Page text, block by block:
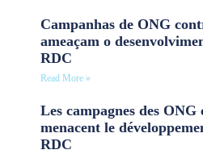
Campanhas de ONG
ameaçam o
RDC
Read More »
Les campagnes des ONG
menacent le
RDC